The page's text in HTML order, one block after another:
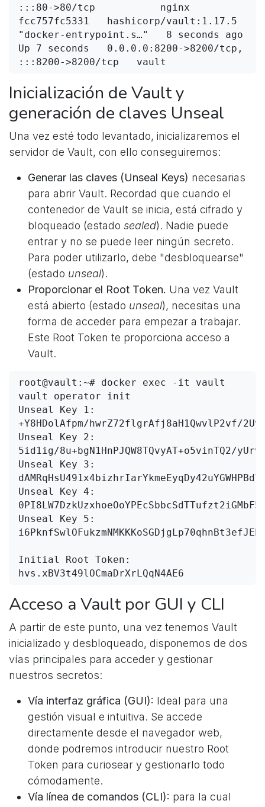
:::80->80/tcp           nginx
fcc757fc5331   hashicorp/vault:1.17.5
"docker-entrypoint.s…"   8 seconds ago
Up 7 seconds   0.0.0.0:8200->8200/tcp,
:::8200->8200/tcp   vault
Inicialización de Vault y
generación de claves Unseal
Una vez esté todo levantado, inicializaremos el
servidor de Vault, con ello conseguiremos:
Generar las claves (Unseal Keys) necesarias
para abrir Vault. Recordad que cuando el
contenedor de Vault se inicia, está cifrado y
bloqueado (estado sealed). Nadie puede
entrar y no se puede leer ningún secreto.
Para poder utilizarlo, debe "desbloquearse"
(estado unseal).
Proporcionar el Root Token. Una vez Vault
está abierto (estado unseal), necesitas una
forma de acceder para empezar a trabajar.
Este Root Token te proporciona acceso a
Vault.
root@vault:~# docker exec -it vault
vault operator init
Unseal Key 1:
+Y8HDolAfpm/hwrZ72flgrAfj8aH1QwvlP2vf/
Unseal Key 2:
5id1ig/8u+bgN1HnPJQW8TQvyAT+o5vinTQ2/
Unseal Key 3:
Unseal Key 4:
Unseal Key 5:
Initial Root Token:
hvs.xBV3t49lOCmaDrXrLQqN4AE6
Acceso a Vault por GUI y CLI
A partir de este punto, una vez tenemos Vault
inicializado y desbloqueado, disponemos de dos
vías principales para acceder y gestionar
nuestros secretos:
Vía interfaz gráfica (GUI): Ideal para una
gestión visual e intuitiva. Se accede
directamente desde el navegador web,
donde podremos introducir nuestro Root
Token para curiosear y gestionarlo todo
cómodamente.
Vía línea de comandos (CLI): para la cual